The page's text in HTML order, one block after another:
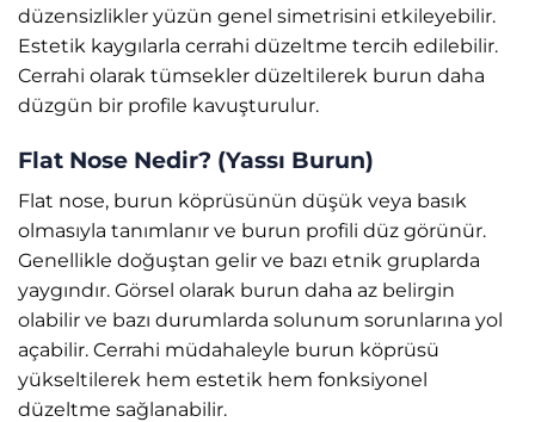
düzensizlikler yüzün genel simetrisini etkileyebilir.
Estetik kaygılarla cerrahi düzeltme tercih edilebilir.
Cerrahi olarak tümsekler düzeltilerek burun daha
düzgün bir profile kavuşturulur.
Flat Nose Nedir? (Yassı Burun)
Flat nose, burun köprüsünün düşük veya basık
olmasıyla tanımlanır ve burun profili düz görünür.
Genellikle doğuştan gelir ve bazı etnik gruplarda
yaygındır. Görsel olarak burun daha az belirgin
olabilir ve bazı durumlarda solunum sorunlarına yol
açabilir. Cerrahi müdahaleyle burun köprüsü
yükseltilerek hem estetik hem fonksiyonel
düzeltme sağlanabilir.